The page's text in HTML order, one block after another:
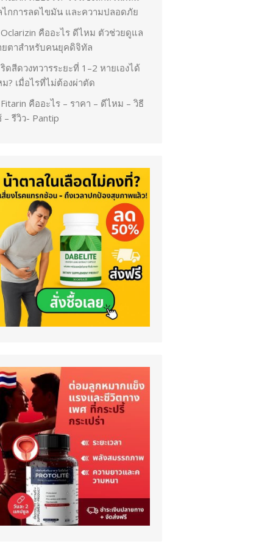
ไกการลดไขมัน และความปลอดภัย
Oclarizin คืออะไร ดีไหม ตัวช่วยดูแล
ยตาสำหรับคนยุคดิจิทัล
ริดสีดวงทวารระยะที่ 1–2 หายเองได้
? เมื่อไรที่ไม่ต้องผ่าตัด
Fitarin คืออะไร – ราคา – ดีไหม – วิธี
– รีวิว- Pantip